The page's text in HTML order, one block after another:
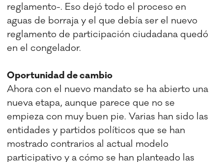
reglamento-. Eso dejó todo el proceso en
aguas de borraja y el que debía ser el nuevo
reglamento de participación ciudadana quedó
en el congelador.
Oportunidad de cambio
Ahora con el nuevo mandato se ha abierto una
nueva etapa, aunque parece que no se
empieza con muy buen pie. Varias han sido las
entidades y partidos políticos que se han
mostrado contrarios al actual modelo
participativo y a cómo se han planteado las